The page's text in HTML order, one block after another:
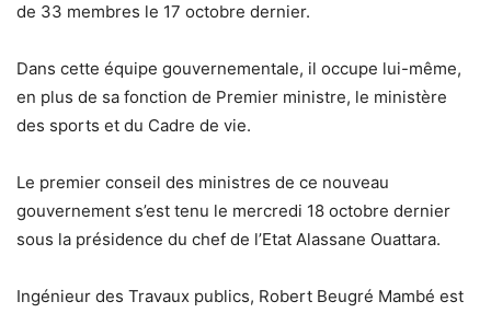
de 33 membres le 17 octobre dernier.
Dans cette équipe gouvernementale, il occupe lui-même,
en plus de sa fonction de Premier ministre, le ministère
des sports et du Cadre de vie.
Le premier conseil des ministres de ce nouveau
gouvernement s’est tenu le mercredi 18 octobre dernier
sous la présidence du chef de l’Etat Alassane Ouattara.
Ingénieur des Travaux publics, Robert Beugré Mambé est